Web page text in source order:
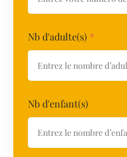
Nb d'adulte(s) *
Nb d'enfant(s)